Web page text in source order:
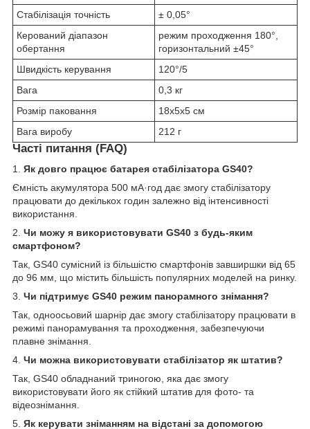
Стабілізація точність
± 0,05°
Керований діапазон
обертання
режим проходження 180°,
горизонтальний ±45°
Швидкість керування
120°/5
Вага
0,3 кг
Розмір паковання
18x5x5 см
Вага виробу
212 г
Часті питання (FAQ)
1. Як довго працює батарея стабілізатора GS40?
Ємність акумулятора 500 мА·год дає змогу стабілізатору
працювати до декількох годин залежно від інтенсивності
використання.
2. Чи можу я використовувати GS40 з будь-яким
смартфоном?
Так, GS40 сумісний із більшістю смартфонів завширшки від 65
до 96 мм, що містить більшість популярних моделей на ринку.
3. Чи підтримує GS40 режим панорамного знімання?
Так, одноосьовий шарнір дає змогу стабілізатору працювати в
режимі панорамування та проходження, забезпечуючи
плавне знімання.
4. Чи можна використовувати стабілізатор як штатив?
Так, GS40 обладнаний триногою, яка дає змогу
використовувати його як стійкий штатив для фото- та
відеознімання.
5. Як керувати зніманням на відстані за допомогою